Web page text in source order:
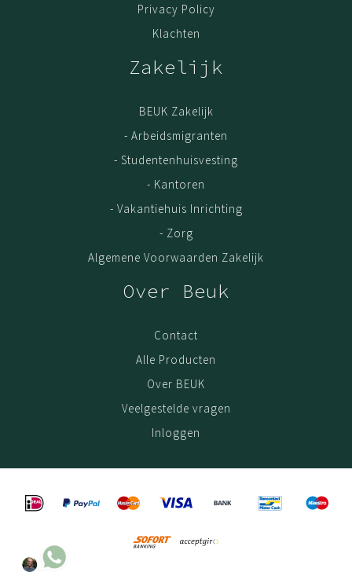
Privacy Policy
Klachten
Zakelijk
BEUK Zakelijk
- Arbeidsmigranten
- Studentenhuisvesting
- Kantoren
- Vakantiehuis Inrichting
- Zorg
Algemene Voorwaarden Zakelijk
Over Beuk
Contact
Alle Producten
Over BEUK
Veelgestelde vragen
Inloggen